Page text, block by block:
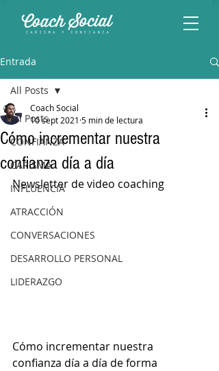
Entrada
All Posts
CONFIANZA
CARISMA
INFLUENCIA
ATRACCIÓN
CONVERSACIONES
DESARROLLO PERSONAL
LIDERAZGO
All Posts
Cómo incrementar nuestra
confianza día a día
Coach Social
10 sept 2021 5 min de lectura
Newsletter de video coaching
Cómo incrementar nuestra
confianza día a día de forma